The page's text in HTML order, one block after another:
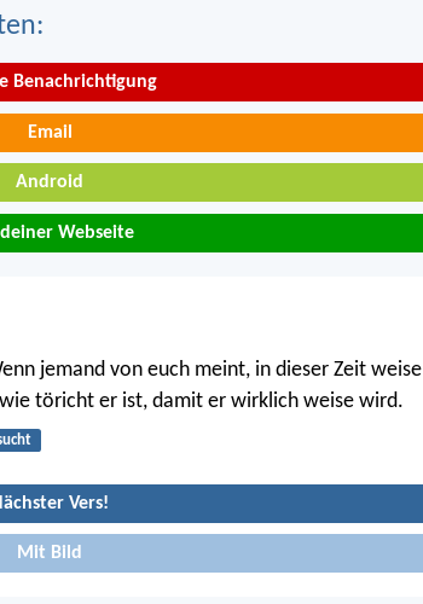
Benachrichtigung
Email
Android
Webseite
jemand von euch meint, in dieser Zeit weise
töricht er ist, damit er wirklich weise wird.
Vers!
Mit Bild